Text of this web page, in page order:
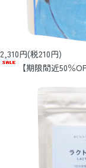
2,310円(税210円)
【期限間近50％